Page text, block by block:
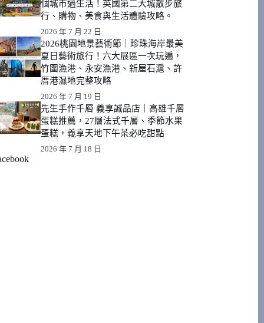
個城市過生活！英國第二大城散步旅
行、購物、美食與生活體驗攻略。
2026 年 7 月 22 日
2026桃園地景藝術節｜珍珠海岸最美
夏日藝術旅行！六大展區一次玩遍，
竹圍漁港、永安漁港、新屋石滬、許
厝港濕地完整攻略
2026 年 7 月 19 日
先生手作千層 義享誠品店｜高雄千層
蛋糕推薦，27層法式千層、季節水果
蛋糕，義享天地下午茶必吃甜點
2026 年 7 月 18 日